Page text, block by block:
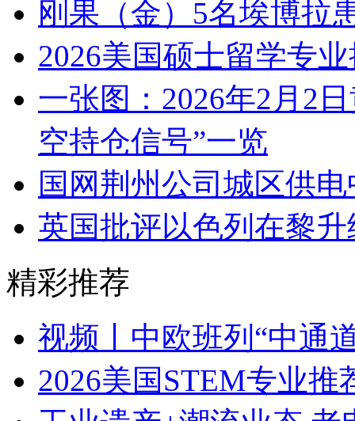
刚果（金）5名埃博拉
2026美国硕士留学专
一张图：2026年2月2
空持仓信号”一览
国网荆州公司城区供
英国批评以色列在黎
精彩推荐
视频丨中欧班列“中通
2026美国STEM专业